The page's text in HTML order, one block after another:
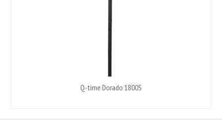
Q-time Dorado 1800S